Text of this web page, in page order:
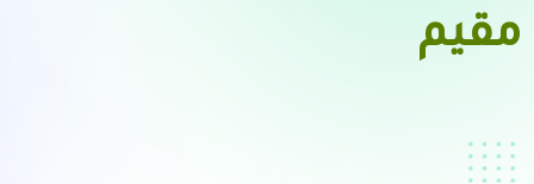
مقيم